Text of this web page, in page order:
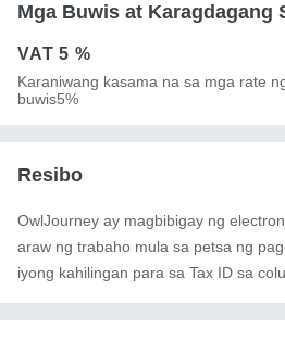
Mga Buwis at Karagdagang
VAT5 %
Karaniwang kasama na sa mga rate
buwis5%
Resibo
OwlJourney ay magbibigay ng
araw ng trabaho mula sa petsa ng
iyong kahilingan para sa Tax ID sa